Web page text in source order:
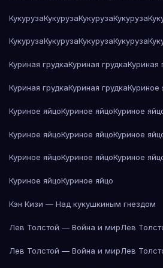
КукурузаКукурузаКукурузаКукуруза
КукурузаКукурузаКукурузаКукуруза
Куриная грудкаКуриная грудкаКуриная
Куриная грудкаКуриная грудкаКуриное
Куриное яйцоКуриное яйцоКуриное
Куриное яйцоКуриное яйцоКуриное
Куриное яйцоКуриное яйцоКуриное
Куриное яйцоКуриное яйцо
Кэн Кизи — Над кукушкиным гнездом
Лев Толстой — Война и мирЛев
Лев Толстой — Война и мирЛев